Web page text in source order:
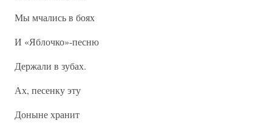
Мы мчались в боях
И «Яблочко»-песню
Держали в зубах.
Ах, песенку эту
Доныне хранит